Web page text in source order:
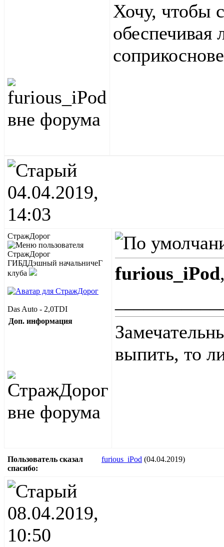
Хочу, чтобы
04.04.2019,
14:03
СтражДорог
ГИБДДэшный начальничеГ
клуба
Das Auto - 2,0TDI
Доп. информация
furious_iPod
выпить, то
Пользователь сказал
cпасибо:
furious_iPod (04.04.2019)
08.04.2019,
10:50